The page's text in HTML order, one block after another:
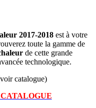
2017-2018 est à votre
toute la gamme de
de cette grande
technologique.
catalogue)